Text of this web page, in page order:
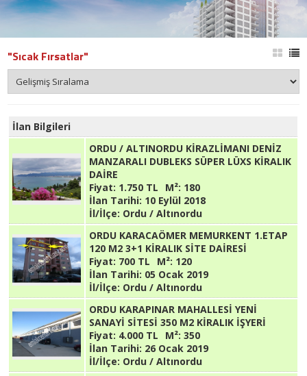
"Sıcak Fırsatlar"
İlan Bilgileri
ORDU / ALTINORDU KİRAZLİMANI DENİZ
MANZARALI DUBLEKS SÜPER LÜXS KİRALIK
DAİRE
Fiyat: 1.750 TL M²: 180
İlan Tarihi: 10 Eylül 2018
İl/İlçe: Ordu / Altınordu
ORDU KARACAÖMER MEMURKENT 1.ETAP
120 M2 3+1 KİRALIK SİTE DAİRESİ
Fiyat: 700 TL M²: 120
İlan Tarihi: 05 Ocak 2019
İl/İlçe: Ordu / Altınordu
ORDU KARAPINAR MAHALLESİ YENİ
SANAYİ SİTESİ 350 M2 KİRALIK İŞYERİ
Fiyat: 4.000 TL M²: 350
İlan Tarihi: 26 Ocak 2019
İl/İlçe: Ordu / Altınordu